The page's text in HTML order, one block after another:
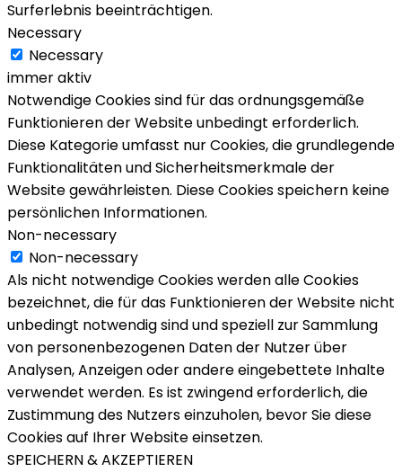
Surferlebnis beeinträchtigen.
Necessary
Necessary
immer aktiv
Notwendige Cookies sind für das ordnungsgemäße
Funktionieren der Website unbedingt erforderlich.
Diese Kategorie umfasst nur Cookies, die grundlegende
Funktionalitäten und Sicherheitsmerkmale der
Website gewährleisten. Diese Cookies speichern keine
persönlichen Informationen.
Non-necessary
Non-necessary
Als nicht notwendige Cookies werden alle Cookies
bezeichnet, die für das Funktionieren der Website nicht
unbedingt notwendig sind und speziell zur Sammlung
von personenbezogenen Daten der Nutzer über
Analysen, Anzeigen oder andere eingebettete Inhalte
verwendet werden. Es ist zwingend erforderlich, die
Zustimmung des Nutzers einzuholen, bevor Sie diese
Cookies auf Ihrer Website einsetzen.
SPEICHERN & AKZEPTIEREN